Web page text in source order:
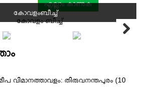
എല്ലാം കാണുക
കോവളംബീച്ച്
വിമാനത്താവളം: തിരുവനന്തപുരം (10